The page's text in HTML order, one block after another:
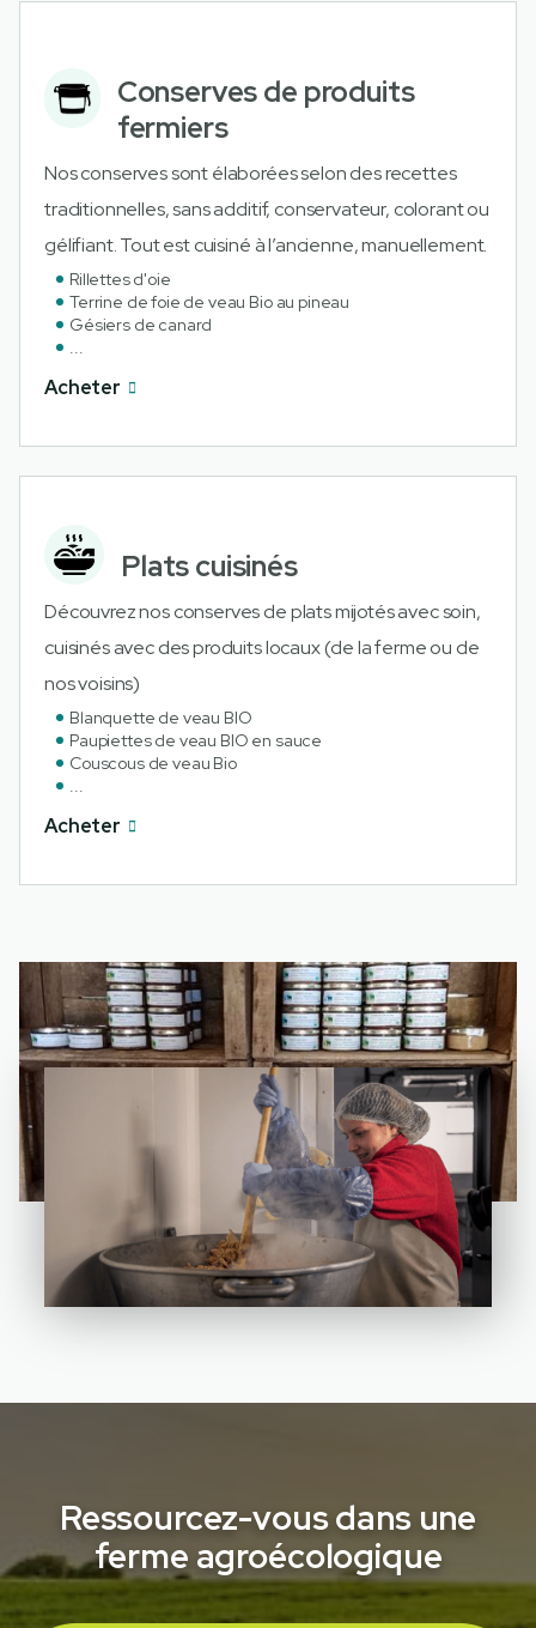
Conserves de produits
fermiers
Nos conserves sont élaborées selon des recettes
traditionnelles, sans additif, conservateur, colorant ou
gélifiant. Tout est cuisiné à l’ancienne, manuellement.
Rillettes d'oie
Terrine de foie de veau Bio au pineau
Gésiers de canard
...
Acheter 
Plats cuisinés
Découvrez nos conserves de plats mijotés avec soin,
cuisinés avec des produits locaux (de la ferme ou de
nos voisins)
Blanquette de veau BIO
Paupiettes de veau BIO en sauce
Couscous de veau Bio
...
Acheter 
Ressourcez-vous dans une
ferme agroécologique